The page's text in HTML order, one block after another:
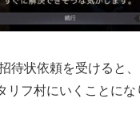
待状依頼を受けると
リフ村にいくことにな